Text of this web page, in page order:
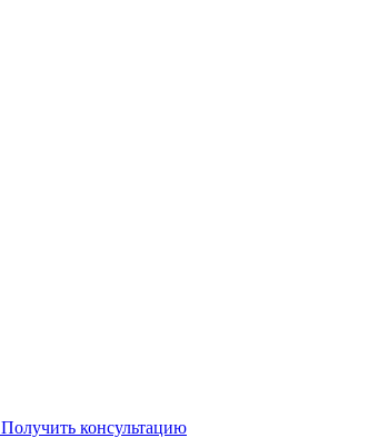
Получить консультацию